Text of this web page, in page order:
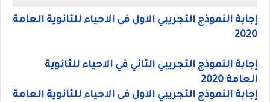
إجابة النموذج التجريبي الاول فى الاحياء للثانوية العامة
2020
إجابة النموذج التجريبي الثاني في الاحياء للثانوية
العامة 2020
إجابة النموذج التجريبي الاول فى الاحياء للثانوية العامة